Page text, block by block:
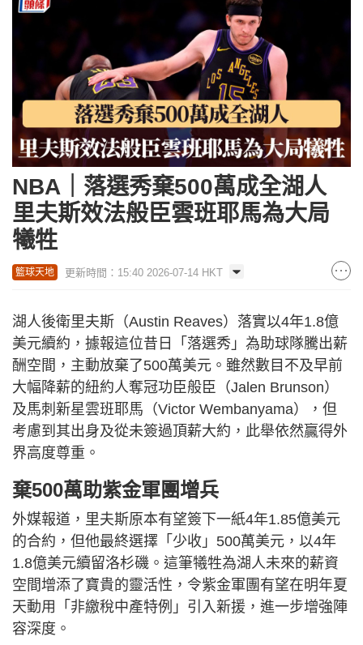
NBA｜落選秀棄500萬成全湖人
里夫斯效法般臣雲班耶馬為大局
犧牲
籃球天地 更新時間：15:40 2026-07-14 HKT
湖人後衛里夫斯（Austin Reaves）落實以4年1.8億
美元續約，據報這位昔日「落選秀」為助球隊騰出薪
酬空間，主動放棄了500萬美元。雖然數目不及早前
大幅降薪的紐約人奪冠功臣般臣（Jalen Brunson）
及馬刺新星雲班耶馬（Victor Wembanyama），但
考慮到其出身及從未簽過頂薪大約，此舉依然贏得外
界高度尊重。
棄500萬助紫金軍團增兵
外媒報道，里夫斯原本有望簽下一紙4年1.85億美元
的合約，但他最終選擇「少收」500萬美元，以4年
1.8億美元續留洛杉磯。這筆犧牲為湖人未來的薪資
空間增添了寶貴的靈活性，令紫金軍團有望在明年夏
天動用「非繳稅中產特例」引入新援，進一步增強陣
容深度。